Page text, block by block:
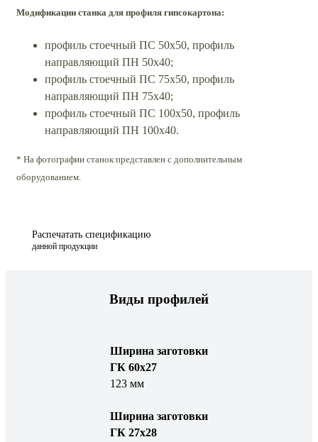
Модификации станка для профиля гипсокартона:
профиль стоечный ПС 50х50, профиль
направляющий ПН 50х40;
профиль стоечный ПС 75х50, профиль
направляющий ПН 75х40;
профиль стоечный ПС 100х50, профиль
направляющий ПН 100х40.
* На фотографии станок представлен с дополнительным
оборудованием.
Распечатать спецификацию
данной продукции
Виды профилей
Ширина заготовки
ГК 60x27
123 мм
Ширина заготовки
ГК 27x28